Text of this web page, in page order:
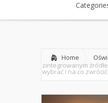
Home
zintegrowanym
wybrać i na co